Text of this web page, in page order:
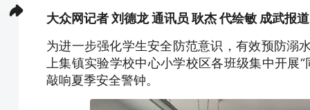
大众网记者 刘德龙 通讯员 耿杰 代绘敏 成武报道
为进一步强化学生安全防范意识，有效预防溺
上集镇实验学校中心小学校区各班级集中开
敲响夏季安全警钟。